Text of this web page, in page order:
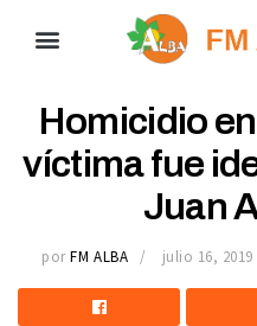
Homicidio
víctima fue
Juan
por FM ALBA julio 16, 2019